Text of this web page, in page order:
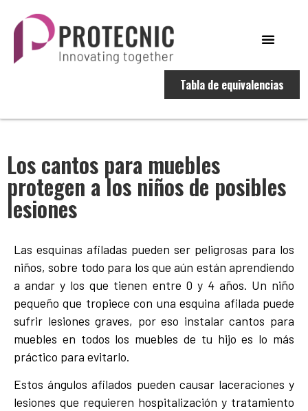
Tabla de equivalencias
Los cantos para muebles
protegen a los niños de posibles
lesiones
Las esquinas afiladas pueden ser peligrosas para los
niños, sobre todo para los que aún están aprendiendo
a andar y los que tienen entre 0 y 4 años. Un niño
pequeño que tropiece con una esquina afilada puede
sufrir lesiones graves, por eso instalar cantos para
muebles en todos los muebles de tu hijo es lo más
práctico para evitarlo.
Estos ángulos afilados pueden causar laceraciones y
lesiones que requieren hospitalización y tratamiento